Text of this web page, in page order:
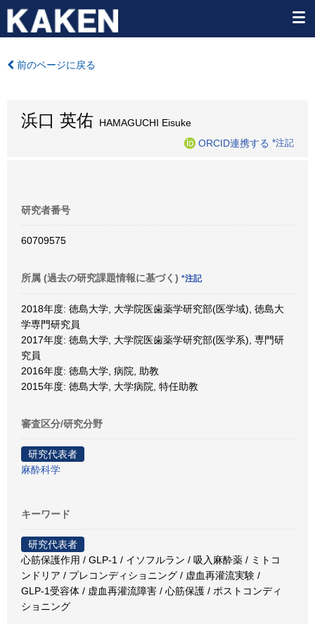
前のページに戻る
浜口 英佑 HAMAGUCHI Eisuke
ORCID連携する *注記
研究者番号
60709575
所属 (過去の研究課題情報に基づく) *注記
2018年度: 徳島大学, 大学院医歯薬学研究部(医学域), 徳島大
学専門研究員
2017年度: 徳島大学, 大学院医歯薬学研究部(医学系), 専門研
究員
2016年度: 徳島大学, 病院, 助教
2015年度: 徳島大学, 大学病院, 特任助教
審査区分/研究分野
研究代表者
麻酔科学
キーワード
研究代表者
心筋保護作用 / GLP-1 / イソフルラン / 吸入麻酔薬 / ミトコ
ンドリア / プレコンディショニング / 虚血再灌流実験 /
GLP-1受容体 / 虚血再灌流障害 / 心筋保護 / ポストコンディ
ショニング